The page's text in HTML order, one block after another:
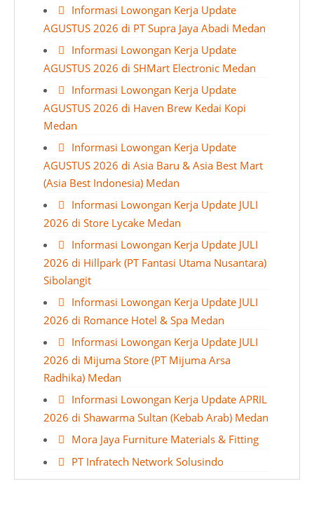
Informasi Lowongan Kerja Update
AGUSTUS 2026 di PT Supra Jaya Abadi Medan
Informasi Lowongan Kerja Update
AGUSTUS 2026 di SHMart Electronic Medan
Informasi Lowongan Kerja Update
AGUSTUS 2026 di Haven Brew Kedai Kopi
Medan
Informasi Lowongan Kerja Update
AGUSTUS 2026 di Asia Baru & Asia Best Mart
(Asia Best Indonesia) Medan
Informasi Lowongan Kerja Update JULI
2026 di Store Lycake Medan
Informasi Lowongan Kerja Update JULI
2026 di Hillpark (PT Fantasi Utama Nusantara)
Sibolangit
Informasi Lowongan Kerja Update JULI
2026 di Romance Hotel & Spa Medan
Informasi Lowongan Kerja Update JULI
2026 di Mijuma Store (PT Mijuma Arsa
Radhika) Medan
Informasi Lowongan Kerja Update APRIL
2026 di Shawarma Sultan (Kebab Arab) Medan
Mora Jaya Furniture Materials & Fitting
PT Infratech Network Solusindo